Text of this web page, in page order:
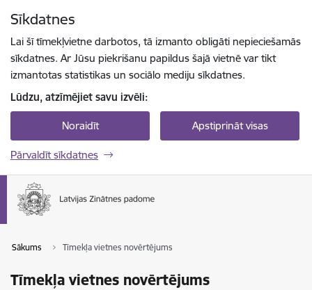
Sīkdatnes
Lai šī tīmekļvietne darbotos, tā izmanto obligāti nepieciešamās
sīkdatnes. Ar Jūsu piekrišanu papildus šajā vietnē var tikt
izmantotas statistikas un sociālo mediju sīkdatnes.
Lūdzu, atzīmējiet savu izvēli:
Noraidīt Apstiprināt visas
Pārvaldīt sīkdatnes
Sākums Tīmekļa vietnes novērtējums
Tīmekļa vietnes novērtējums